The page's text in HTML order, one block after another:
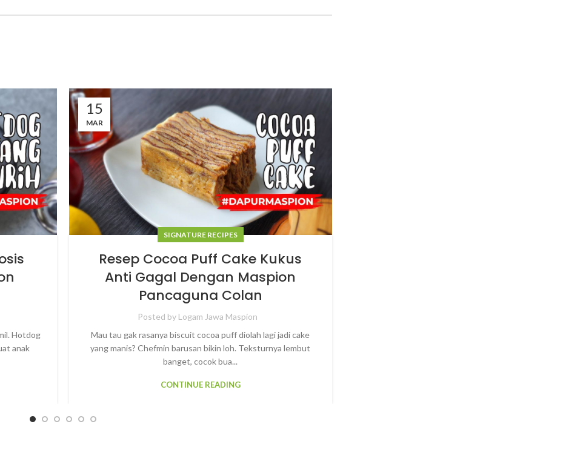
Hotdog
anak
15
MAR
SIGNATURE RECIPES
Resep Cocoa Puff Cake Kukus
Anti Gagal Dengan Maspion
Pancaguna Colan
Posted by Logam Jawa Maspion
Mau tau gak rasanya biscuit cocoa puff diolah lagi jadi cake
yang manis? Chefmin barusan bikin loh. Teksturnya lembut
banget, cocok bua...
CONTINUE READING